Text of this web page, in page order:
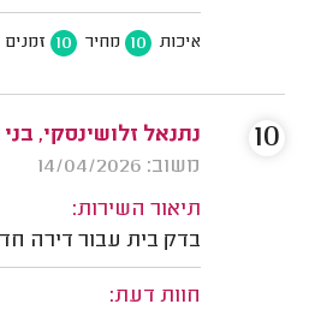
איכות 10 מחיר 10 זמנים
נתנאל זלושינסקי,
משוב: 14/04/2026
תיאור השירות:
בדק בית עבור דירה
חוות דעת:
10